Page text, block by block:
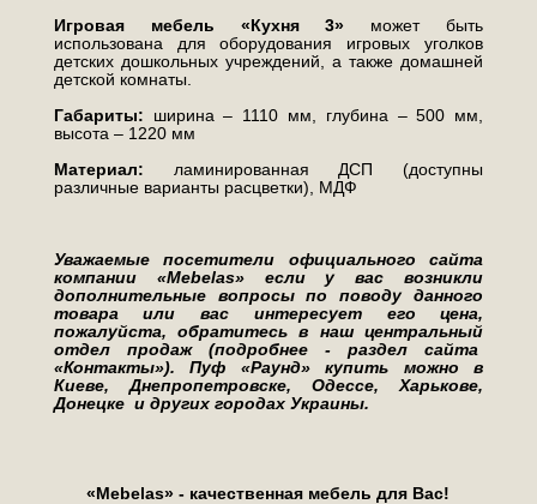
Игровая мебель «Кухня 3» может быть
использована для оборудования игровых уголков
детских дошкольных учреждений, а также домашней
детской комнаты.
Габариты: ширина – 1110 мм, глубина – 500 мм,
высота – 1220 мм
Материал: ламинированная ДСП (доступны
различные варианты расцветки), МДФ
Уважаемые посетители официального сайта
компании «Mebelas» если у вас возникли
дополнительные вопросы по поводу данного
товара или вас интересует его цена,
пожалуйста, обратитесь в наш центральный
отдел продаж (подробнее - раздел сайта
«Контакты»).
Пуф «Раунд» купить можно
в
Киеве, Днепропетровске, Одессе, Харькове,
Донецке и других городах Украины.
«Mebelas» - качественная мебель для Вас!